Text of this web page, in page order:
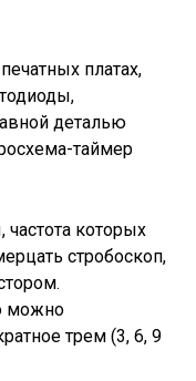
платах,
деталью
таймер
которых
стробоскоп,
можно
трем (3, 6, 9